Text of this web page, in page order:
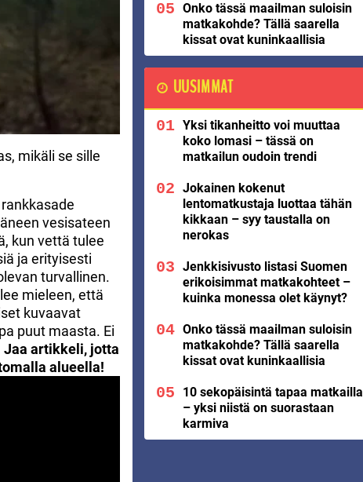
mikäli se sille
vesisateen
kun vettä tulee
ja erityisesti
turvallinen.
mieleen, että
kuvaavat
puut maasta. Ei
Jaa artikkeli, jotta
alueella!
Onko tässä maailman suloisin
matkakohde? Tällä saarella
kissat ovat kuninkaallisia
UUSIMMAT
Yksi tikanheitto voi muuttaa
koko lomasi – tässä on
matkailun oudoin trendi
Jokainen kokenut
lentomatkustaja luottaa tähän
kikkaan – syy taustalla on
nerokas
Jenkkisivusto listasi Suomen
erikoisimmat matkakohteet –
kuinka monessa olet käynyt?
Onko tässä maailman suloisin
matkakohde? Tällä saarella
kissat ovat kuninkaallisia
10 sekopäisintä tapaa matkailla
– yksi niistä on suorastaan
karmiva